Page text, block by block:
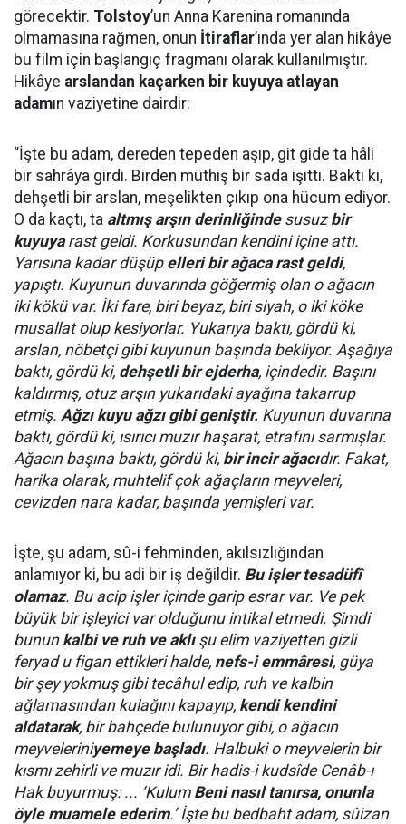
görecektir. Tolstoy’un Anna Karenina romanında
olmamasına rağmen, onun İtiraflar’ında yer alan hikâye
bu film için başlangıç fragmanı olarak kullanılmıştır.
Hikâye arslandan kaçarken bir kuyuya atlayan
adamın vaziyetine dairdir:
“İşte bu adam, dereden tepeden aşıp, git gide ta hâli
bir sahrâya girdi. Birden müthiş bir sada işitti. Baktı ki,
dehşetli bir arslan, meşelikten çıkıp ona hücum ediyor.
O da kaçtı, ta altmış arşın derinliğinde susuz bir
kuyuya rast geldi. Korkusundan kendini içine attı.
Yarısına kadar düşüp elleri bir ağaca rast geldi,
yapıştı. Kuyunun duvarında göğermiş olan o ağacın
iki kökü var. İki fare, biri beyaz, biri siyah, o iki köke
musallat olup kesiyorlar. Yukarıya baktı, gördü ki,
arslan, nöbetçi gibi kuyunun başında bekliyor. Aşağıya
baktı, gördü ki, dehşetli bir ejderha, içindedir. Başını
kaldırmış, otuz arşın yukarıdaki ayağına takarrup
etmiş. Ağzı kuyu ağzı gibi geniştir. Kuyunun duvarına
baktı, gördü ki, ısırıcı muzır haşarat, etrafını sarmışlar.
Ağacın başına baktı, gördü ki, bir incir ağacıdır. Fakat,
harika olarak, muhtelif çok ağaçların meyveleri,
cevizden nara kadar, başında yemişleri var.
İşte, şu adam, sû-i fehminden, akılsızlığından
anlamıyor ki, bu adi bir iş değildir. Bu işler tesadüfî
olamaz. Bu acip işler içinde garip esrar var. Ve pek
büyük bir işleyici var olduğunu intikal etmedi. Şimdi
bunun kalbi ve ruh ve aklı şu elîm vaziyetten gizli
feryad u figan ettikleri halde, nefs-i emmâresi, güya
bir şey yokmuş gibi tecâhul edip, ruh ve kalbin
ağlamasından kulağını kapayıp, kendi kendini
aldatarak, bir bahçede bulunuyor gibi, o ağacın
meyveleriniyemeye başladı. Halbuki o meyvelerin bir
kısmı zehirli ve muzır idi. Bir hadis-i kudsîde Cenâb-ı
Hak buyurmuş: ... ‘Kulum Beni nasıl tanırsa, onunla
öyle muamele ederim.’ İşte bu bedbaht adam, sûizan